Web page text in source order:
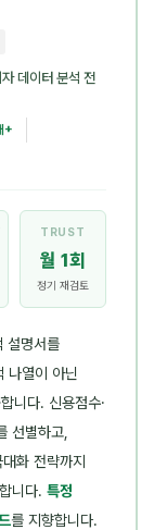
자 데이터 분석 전
+
TRUST
월 1회
정기 재검토
설명서를
나열이 아닌
니다. 신용점수·
선별하고,
화 전략까지
니다. 특정
를 지향합니다.